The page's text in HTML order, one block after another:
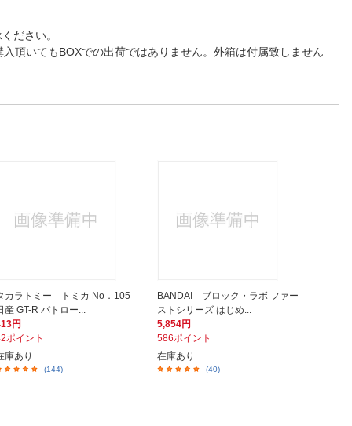
ださい。
頂いてもBOXでの出荷ではありません。外箱は付属致しません
カラトミー トミカ No．105
産 GT-R パトロー...
円
ポイント
庫あり
(144)
BANDAI ブロック・ラボ ファー
ストシリーズ はじめ...
5,854円
586ポイント
在庫あり
(40)